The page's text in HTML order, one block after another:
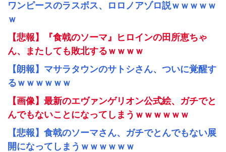
ワンピースのラスボス、ロロノアゾロ説ｗｗｗｗｗ
ｗ
【悲報】『食戟のソーマ』ヒロインの田所恵ちゃ
ん、またしても敗北するｗｗｗｗ
【朗報】マサラタウンのサトシさん、ついに覚醒す
るｗｗｗｗｗｗ
【画像】最新のエヴァンゲリオン公式絵、ガチでと
んでもないことになってしまうｗｗｗｗｗｗ
【悲報】食戟のソーマさん、ガチでとんでもない展
開になってしまうｗｗｗｗｗｗ